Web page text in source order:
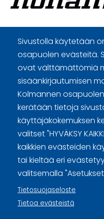
Sivustolla käytetään
osapuolen evästeitä.
ovat välttämättömiä
sisäänkirjautumisen
Kolmannen
kerätään tietoja
käyttäjäkokemuksen
valitset "HYVÄKSY
kaikkien evästeiden
tai kieltää eri
valitsemalla
Tietosuojaseloste
Tietoa evästeistä
Curling Finland
Curling.fi
Curling Finland
Sivuston käyttöehdot ja
Tietosuojaselosteet
Tietoa evästeistä
Evästeasetukset